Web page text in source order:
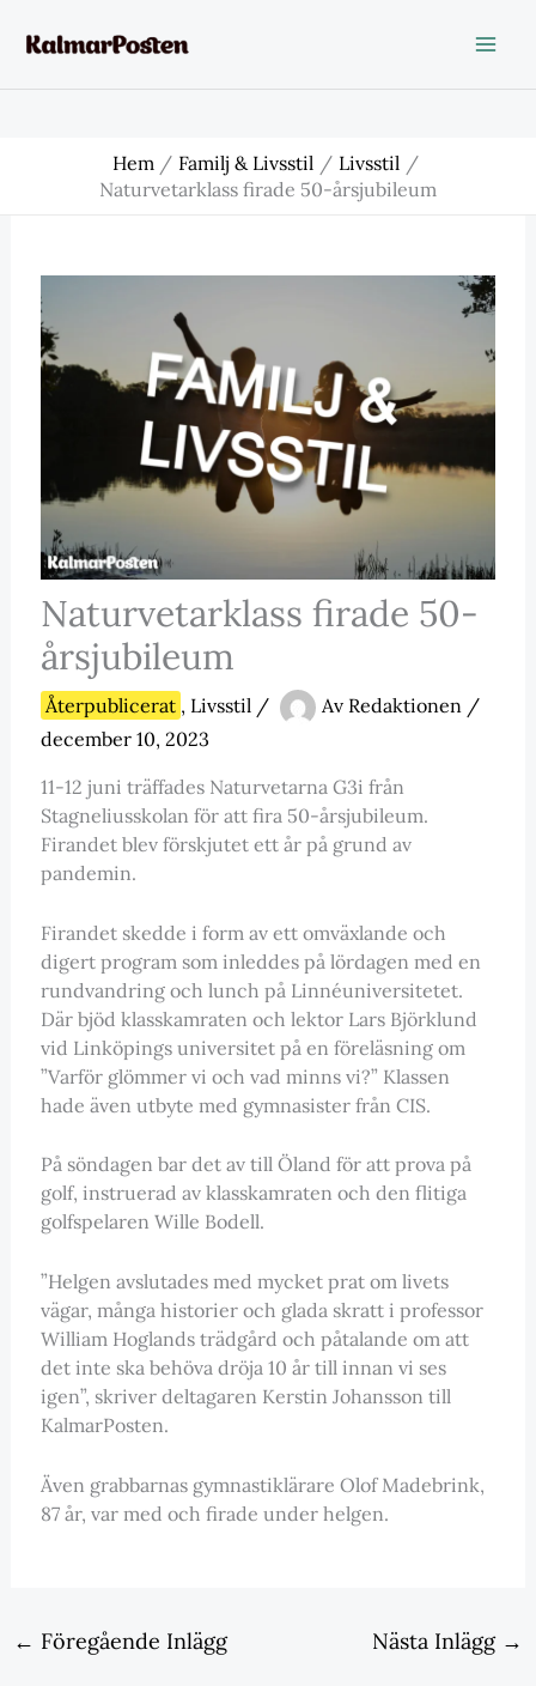
Hem Familj & Livsstil
Livsstil
Naturvetarklass firade 50-årsjubileum
Naturvetarklass firade 50-
årsjubileum
Återpublicerat , Livsstil/ Av Redaktionen /
december 10, 2023
11-12 juni träffades Naturvetarna G3i från
Stagneliusskolan för att fira 50-årsjubileum.
Firandet blev förskjutet ett år på grund av
pandemin.
Firandet skedde i form av ett omväxlande och
digert program som inleddes på lördagen med en
rundvandring och lunch på Linnéuniversitetet.
Där bjöd klasskamraten och lektor Lars Björklund
vid Linköpings universitet på en föreläsning om
”Varför glömmer vi och vad minns vi?” Klassen
hade även utbyte med gymnasister från CIS.
På söndagen bar det av till Öland för att prova på
golf, instruerad av klasskamraten och den flitiga
golfspelaren Wille Bodell.
”Helgen avslutades med mycket prat om livets
vägar, många historier och glada skratt i professor
William Hoglands trädgård och påtalande om att
det inte ska behöva dröja 10 år till innan vi ses
igen”, skriver deltagaren Kerstin Johansson till
KalmarPosten.
Även grabbarnas gymnastiklärare Olof Madebrink,
87 år, var med och firade under helgen.
← Föregående Inlägg Nästa Inlägg →